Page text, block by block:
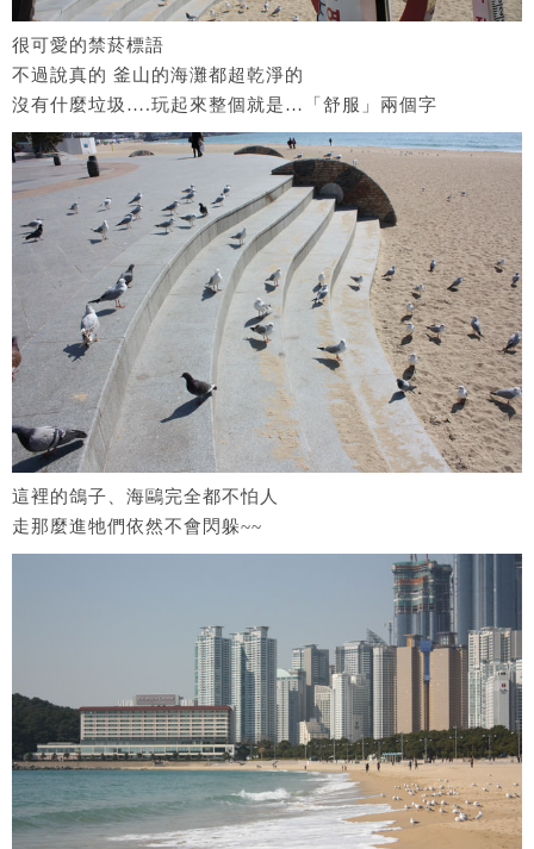
很可愛的禁菸標語
不過說真的 釜山的海灘都超乾淨的
沒有什麼垃圾….玩起來整個就是…「舒服」兩個字
這裡的鴿子、海鷗完全都不怕人
走那麼進牠們依然不會閃躲~~